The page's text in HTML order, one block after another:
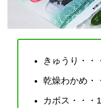
きゅうり・・
乾燥わかめ・
カボス・・・